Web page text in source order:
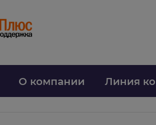
О компании Линия